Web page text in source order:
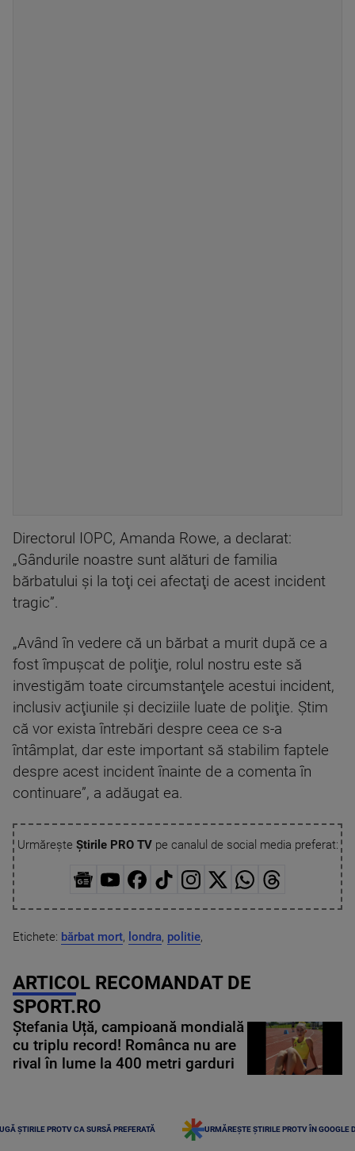
Directorul IOPC, Amanda Rowe, a declarat:
„Gândurile noastre sunt alături de familia
bărbatului şi la toţi cei afectaţi de acest incident
tragic”.
„Având în vedere că un bărbat a murit după ce a
fost împuşcat de poliţie, rolul nostru este să
investigăm toate circumstanţele acestui incident,
inclusiv acţiunile şi deciziile luate de poliţie. Ştim
că vor exista întrebări despre ceea ce s-a
întâmplat, dar este important să stabilim faptele
despre acest incident înainte de a comenta în
continuare”, a adăugat ea.
Urmărește Știrile PRO TVpe canalul de social media preferat:
Etichete: bărbat mort, londra, politie,
ARTICOL RECOMANDAT DE
SPORT.RO
Ștefania Uță, campioană mondială
cu triplu record! Românca nu are
rival în lume la 400 metri garduri
ȘTIRILE PROTV CA SURSĂ PREFERATĂ URMĂREȘTE ȘTIRILE PROTV ÎN GOOGLE